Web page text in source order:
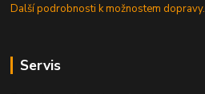
Další podrobnosti k možnostem dopravy.
Servis